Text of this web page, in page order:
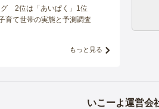
グ 2位は「あいぱく」1位
育て世帯の実態と予測調査
もっと見る
いこーよ運営会